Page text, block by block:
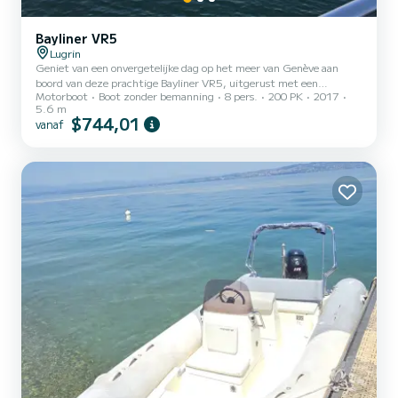
Bayliner VR5
Lugrin
Geniet van een onvergetelijke dag op het meer van Genève aan
boord van deze prachtige Bayliner VR5, uitgerust met een
krachtige, comfortabele Mercruiser-motor, ideaal om het meer te
verkennen met vrienden of familie. Hallo en welkom aan boord! Ik
bied u een unieke ervaring op het meer van Genève aan boord van
comfortabele boot, perfect onderhouden en gemakkelijk te
besturen om de...
Motorboot Boot zonder bemanning 8 pers. 200 PK
2017
5.6 m
vanaf $744,01